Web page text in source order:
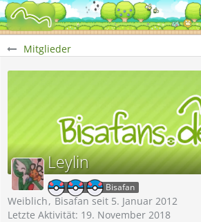
Mitglieder
Leylin
Bisafan
Weiblich Bisafan seit 5. Januar 2012
Letzte Aktivität: 19. November 2018